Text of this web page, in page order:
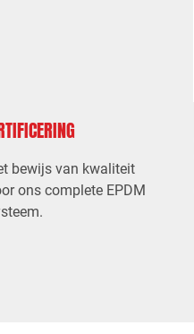
bewijs van kwaliteit
ons complete EPDM